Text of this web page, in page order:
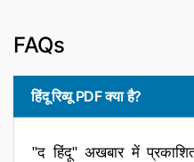
FAQs
हिंदू रिव्यू PDF क्या है?
"द हिंदू" अखबार में